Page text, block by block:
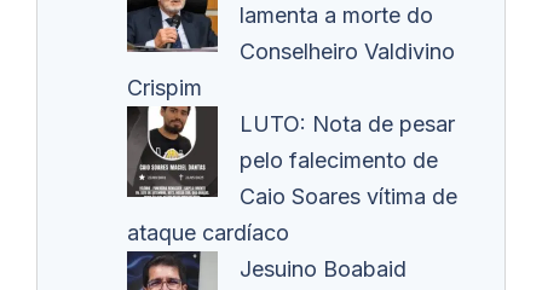
lamenta a morte do
Conselheiro Valdivino
Crispim
LUTO: Nota de pesar
pelo falecimento de
Caio Soares vítima de
ataque cardíaco
Jesuino Boabaid